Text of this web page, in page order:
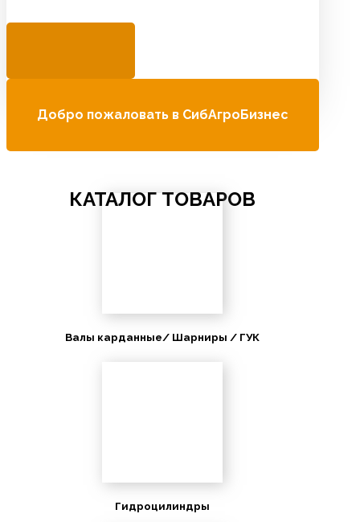
Добро пожаловать в СибАгроБизнес
КАТАЛОГ ТОВАРОВ
Валы карданные/ Шарниры / ГУК
Гидроцилиндры